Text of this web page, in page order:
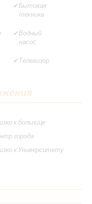
Бытовая
техника
Водный
насос
Телевизор
к больнице
города
к Университету